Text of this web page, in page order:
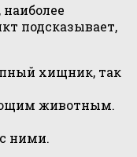
подсказывает,
хищник, так
животным.
ними.